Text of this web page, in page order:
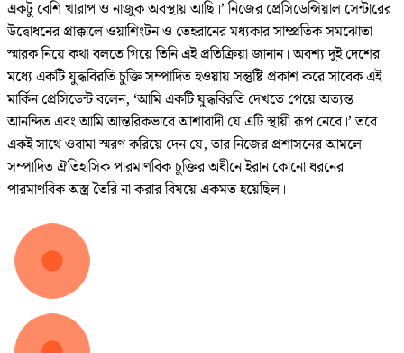
একটু বেশি খারাপ ও নাজুক অবস্থায় আছি।’ নিজের প্রেসিডেন্সিয়াল সেন্টারের
উদ্বোধনের প্রাক্কালে ওয়াশিংটন ও তেহরানের মধ্যকার সাম্প্রতিক সমঝোতা
স্মারক নিয়ে কথা বলতে গিয়ে তিনি এই প্রতিক্রিয়া জানান। অবশ্য দুই দেশের
মধ্যে একটি যুদ্ধবিরতি চুক্তি সম্পাদিত হওয়ায় সন্তুষ্টি প্রকাশ করে সাবেক এই
মার্কিন প্রেসিডেন্ট বলেন, ‘আমি একটি যুদ্ধবিরতি দেখতে পেয়ে অত্যন্ত
আনন্দিত এবং আমি আন্তরিকভাবে আশাবাদী যে এটি স্থায়ী রূপ নেবে।’ তবে
একই সাথে ওবামা স্মরণ করিয়ে দেন যে, তার নিজের প্রশাসনের আমলে
সম্পাদিত ঐতিহাসিক পারমাণবিক চুক্তির অধীনে ইরান কোনো ধরনের
পারমাণবিক অস্ত্র তৈরি না করার বিষয়ে একমত হয়েছিল।